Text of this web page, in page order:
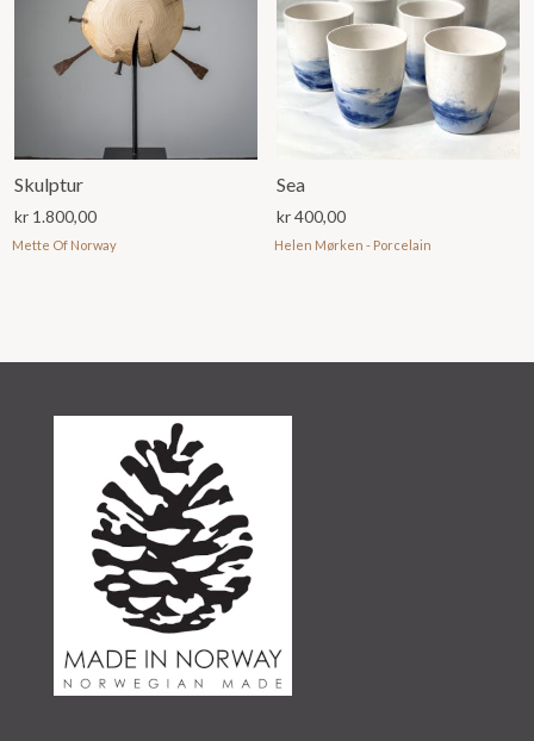
Skulptur
kr 1.800,00
Mette Of Norway
Sea
kr400,00
Helen Mørken - Porcelain